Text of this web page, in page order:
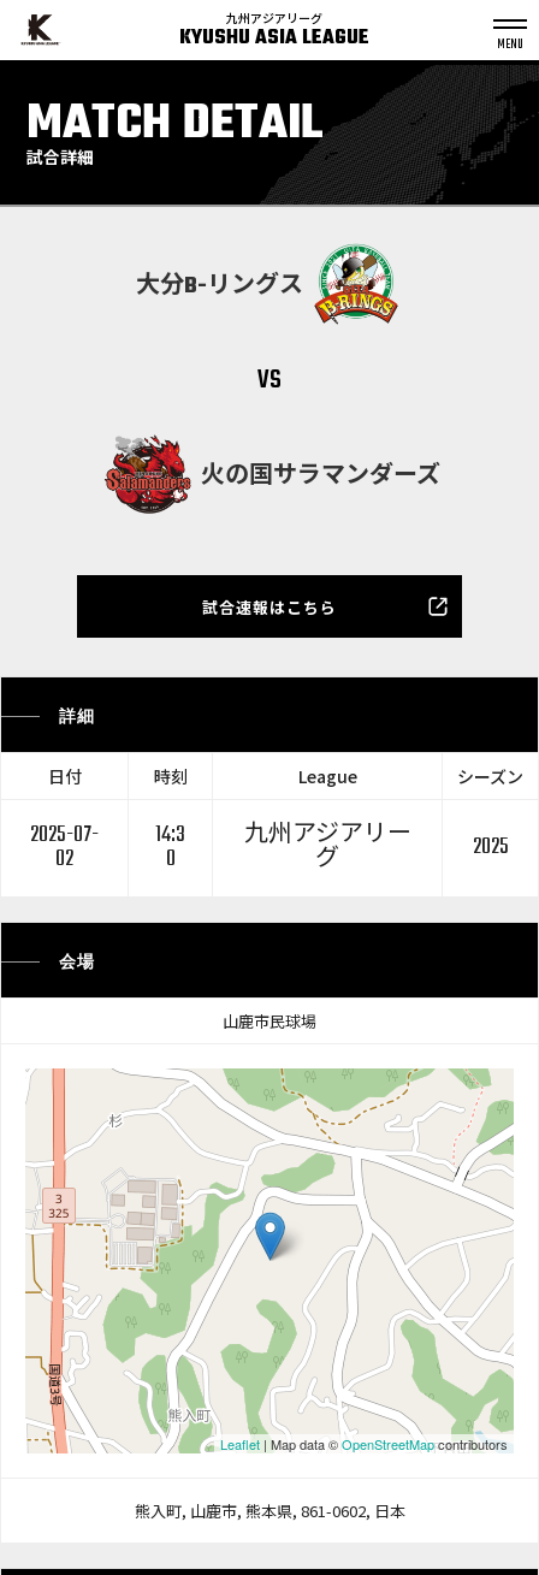
九州アジアリーグ
KYUSHU ASIA LEAGUE
MATCH DETAIL
試合詳細
大分B-リングス
vs
火の国サラマンダーズ
試合速報はこちら
詳細
日付 時刻 League シーズン
2025-07-
02
14:3
0
九州アジアリー
グ 2025
会場
山鹿市民球場
Leaflet | Map data ©OpenStreetMapcontributors
熊入町, 山鹿市, 熊本県, 861-0602, 日本